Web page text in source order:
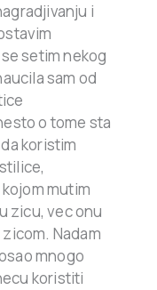
i
setim nekog
sam od
o tome sta
koristim
mutim
zicu, vec onu
Nadam
mnogo
koristiti